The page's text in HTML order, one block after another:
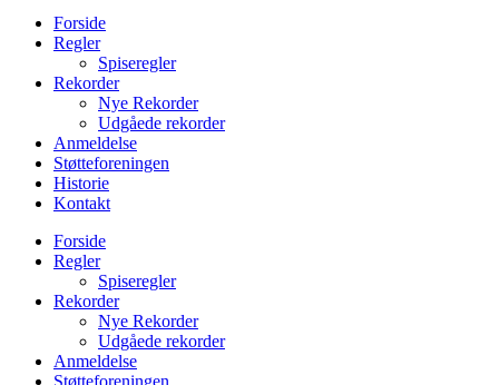
Forside
Regler
Spiseregler
Rekorder
Nye Rekorder
Udgåede rekorder
Anmeldelse
Støtteforeningen
Historie
Kontakt
Forside
Regler
Spiseregler
Rekorder
Nye Rekorder
Udgåede rekorder
Anmeldelse
Støtteforeningen